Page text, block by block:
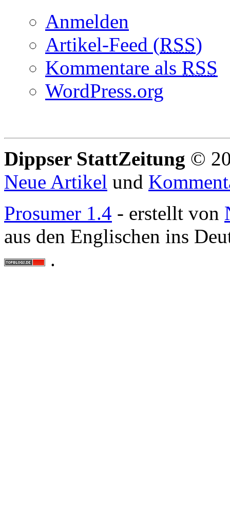
Anmelden
Artikel-Feed (RSS)
Kommentare als RSS
WordPress.org
Dippser StattZeitung ©
Neue Artikel und
Prosumer 1.4 - erstellt von
aus den Englischen ins
.